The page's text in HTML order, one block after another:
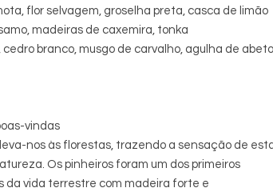
flor selvagem, groselha preta, casca de limão
madeiras de caxemira, tonka
cedro branco, musgo de carvalho, agulha de
vindas
nos às florestas, trazendo a sensação de
Os pinheiros foram um dos primeiros
da vida terrestre com madeira forte e